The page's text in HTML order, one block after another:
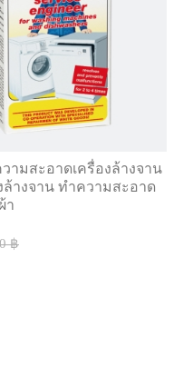
ามสะอาดเครื่องล้างจาน
ล้างจาน ทําความสะอาด
า
฿